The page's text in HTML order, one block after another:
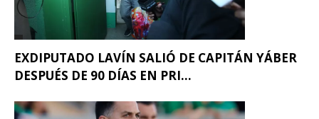
EXDIPUTADO LAVÍN SALIÓ DE CAPITÁN YÁBER
DESPUÉS DE 90 DÍAS EN PRI...